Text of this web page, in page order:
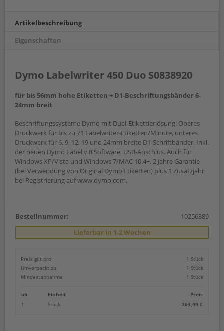
Artikelbeschreibung
Eigenschaften
Dymo Labelwriter 450 Duo S0838920
für bis 56mm hohe Etiketten + D1-Beschriftungsbänder 6-
24mm breit
Beschriftungssysteme Dymo mit Dual-Etikettierlösung: Oberes
Druckwerk für bis zu 71 Labelwriter-Etiketten/Minute, unteres
Druckwerk für 6, 9, 12, 19 und 24mm breite D1-Schriftbänder. Inkl.
der neuen Dymo Label v.8 Software, USB-Anschlus. Auch für
Windows XP/Vista und Windows 7/MAC 10.4+. 2 Jahre Garantie
(bei Verwendung von Original Dymo Etiketten) plus 1 Zusatzjahr
bei Registrierung auf www.dymo.com.
Bestellnummer:
10256389
Lieferbar in 1-2 Wochen
Preis gilt pro
1 Stück
Umverpackt zu
1 Stück
Mindestabnahme
1 Stück
ab Einheit
Preis
1
Stück 263,99 €